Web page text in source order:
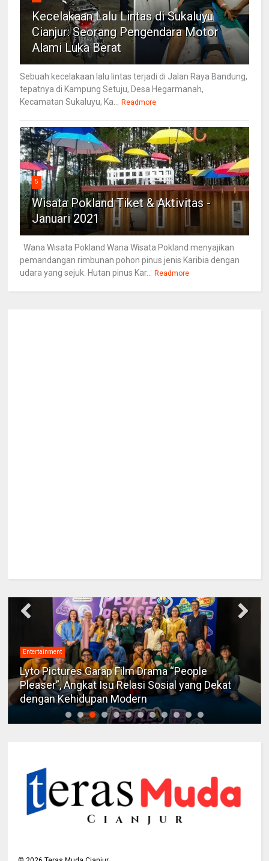
Kecelakaan Lalu Lintas di Sukaluyu
Cianjur: Seorang Pengendara Motor
Alami Luka Berat
Sebuah kecelakaan lalu lintas terjadi di Jalan Raya Bandung,
tepatnya di Kampung Setuju, Desa Hegarmanah,
Kecamatan Sukaluyu, Ka...
Readmore
5
Wisata Pokland Tiket & Aktivitas -
Januari 2021
Wana Wisata Pokland Wana Wisata Pokland menyajikan
pemandangan rimbunan pohon pinus jenis Karibia dengan
udara yang sejuk. Hutan pinus Kar...
Readmore
Entertainment
Mengenal Ragam Suara Kucing dan Maknanya,
Kunci Memahami Perasaan Anabul di Rumah